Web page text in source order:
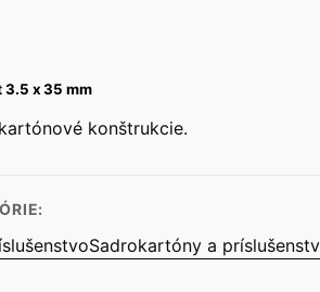
3.5 x 35 mm
konštrukcie.
Sadrokartóny a